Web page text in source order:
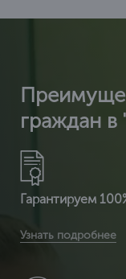
граждан в
Гарантируем
сертификат ИСО
Узнать подробнее